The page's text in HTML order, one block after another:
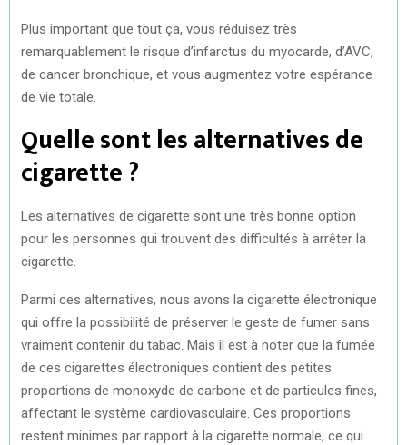
Plus important que tout ça, vous réduisez très
remarquablement le risque d’infarctus du myocarde, d’AVC,
de cancer bronchique, et vous augmentez votre espérance
de vie totale.
Quelle sont les alternatives de
cigarette ?
Les alternatives de cigarette sont une très bonne option
pour les personnes qui trouvent des difficultés à arrêter la
cigarette.
Parmi ces alternatives, nous avons la cigarette électronique
qui offre la possibilité de préserver le geste de fumer sans
vraiment contenir du tabac. Mais il est à noter que la fumée
de ces cigarettes électroniques contient des petites
proportions de monoxyde de carbone et de particules fines,
affectant le système cardiovasculaire. Ces proportions
restent minimes par rapport à la cigarette normale, ce qui